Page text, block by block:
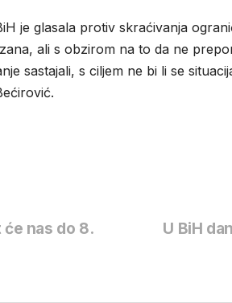
je glasala protiv skraćivanja
ali s obzirom na to da ne
sastajali, s ciljem ne bi li se
U BiH
nas do 8.